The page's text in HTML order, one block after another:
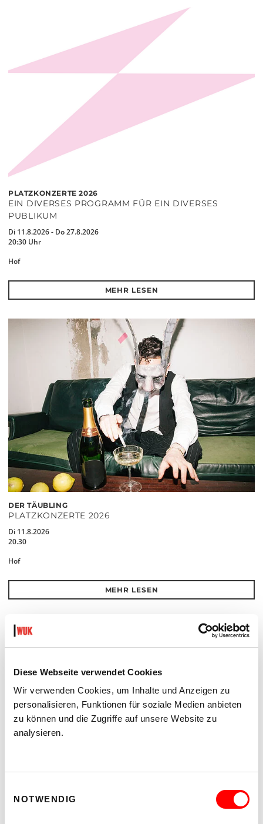
Diese Webseite verwendet Cookies
Wir verwenden Cookies, um Inhalte und Anzeigen zu
personalisieren, Funktionen für soziale Medien anbieten
zu können und die Zugriffe auf unsere Website zu
analysieren.
NOTWENDIG
PLATZKONZERTE 2026
EIN DIVERSES PROGRAMM FÜR EIN DIVERSES
PUBLIKUM
Di 11.8.2026 - Do 27.8.2026
20:30 Uhr
Hof
MEHR LESEN
DER TÄUBLING
PLATZKONZERTE 2026
Di 11.8.2026
20.30
Hof
MEHR LESEN
PALOMA 004